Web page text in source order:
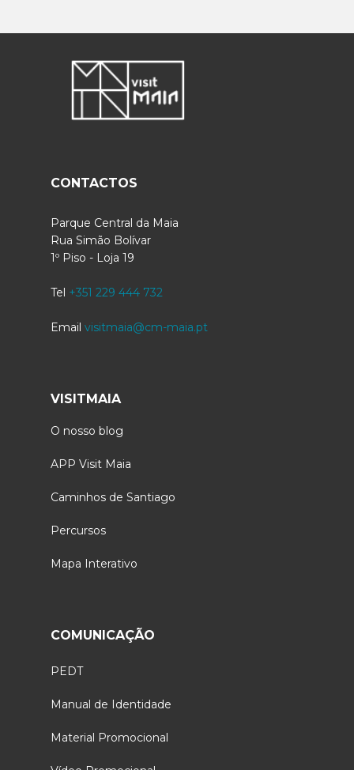
CONTACTOS
Parque Central da Maia
Rua Simão Bolívar
1º Piso - Loja 19
Tel +351 229 444 732
Email visitmaia@cm-maia.pt
VISITMAIA
O nosso blog
APP Visit Maia
Caminhos de Santiago
Percursos
Mapa Interativo
COMUNICAÇÃO
PEDT
Manual de Identidade
Material Promocional